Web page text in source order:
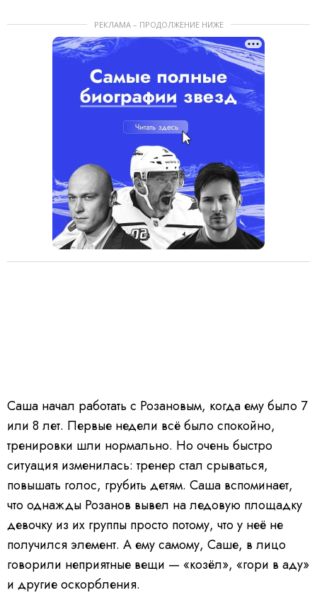
РЕКЛАМА – ПРОДОЛЖЕНИЕ НИЖЕ
Саша начал работать с Розановым, когда ему было 7
или 8 лет. Первые недели всё было спокойно,
тренировки шли нормально. Но очень быстро
ситуация изменилась: тренер стал срываться,
повышать голос, грубить детям. Саша вспоминает,
что однажды Розанов вывел на ледовую площадку
девочку из их группы просто потому, что у неё не
получился элемент. А ему самому, Саше, в лицо
говорили неприятные вещи — «козёл», «гори в аду»
и другие оскорбления.